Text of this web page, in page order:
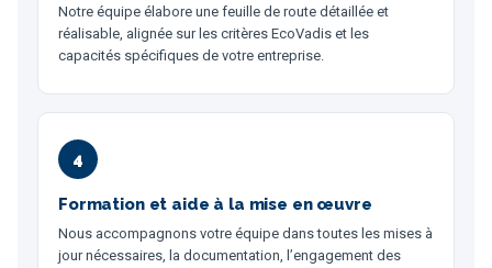
Notre équipe élabore une feuille de route détaillée et
réalisable, alignée sur les critères EcoVadis et les
capacités spécifiques de votre entreprise.
4
Formation et aide à la mise en œuvre
Nous accompagnons votre équipe dans toutes les mises à
jour nécessaires, la documentation, l’engagement des